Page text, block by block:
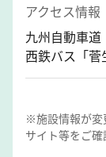
アクセス情報
九州自動車
西鉄バス「
※施設情報が変
サイト等をご確